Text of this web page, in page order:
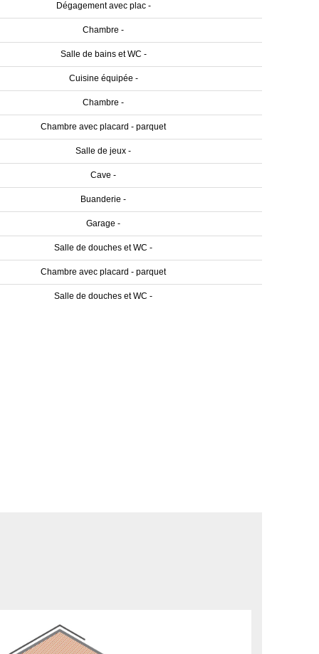
Dégagement avec plac -
Chambre -
Salle de bains et WC -
Cuisine équipée -
Chambre -
Chambre avec placard - parquet
Salle de jeux -
Cave -
Buanderie -
Garage -
Salle de douches et WC -
Chambre avec placard - parquet
Salle de douches et WC -